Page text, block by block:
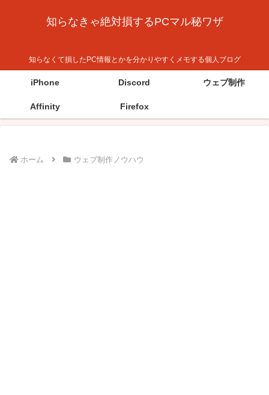
知らなきゃ絶対損するPCマル秘ワザ
知らなくて損したPC情報とかを分かりやすくメモする個人ブログ
iPhone Discord ウェブ制作
Affinity Firefox
ホーム ウェブ制作ノウハウ